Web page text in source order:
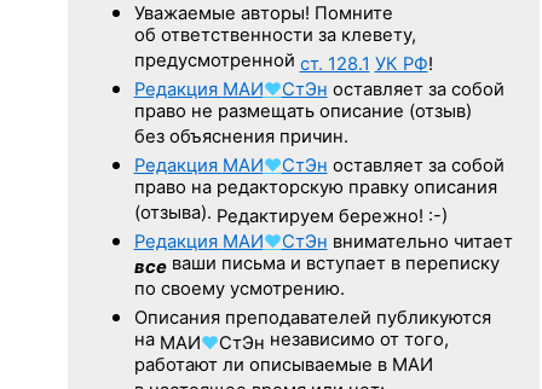
Уважаемые авторы! Помните
об ответственности за клевету,
предусмотренной ст. 128.1 УК РФ!
Редакция МАИ♥СтЭн оставляет за собой
право не размещать описание (отзыв)
без объяснения причин.
Редакция МАИ♥СтЭн оставляет за собой
право на редакторскую правку описания
(отзыва). Редактируем бережно! :-)
Редакция МАИ♥СтЭн внимательно читает
всеваши письма и вступает в переписку
по своему усмотрению.
Описания преподавателей публикуются
на МАИ♥СтЭн независимо от того,
работают ли описываемые в МАИ